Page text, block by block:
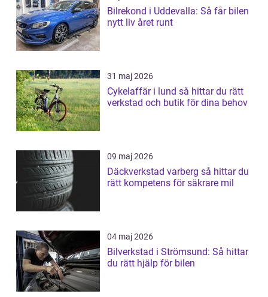
Bilrekond i Uddevalla: Så får bilen
nytt liv året runt
31 maj 2026
Cykelaffär i lund så hittar du rätt
verkstad och butik för dina behov
09 maj 2026
Däckverkstad varberg så hittar du
rätt kompetens för säkrare mil
04 maj 2026
Bilverkstad i Strömsund: Så hittar
du rätt hjälp för bilen